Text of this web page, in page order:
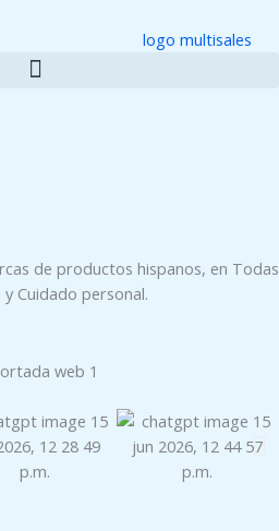
de productos hispanos, en Todas
Cuidado personal.